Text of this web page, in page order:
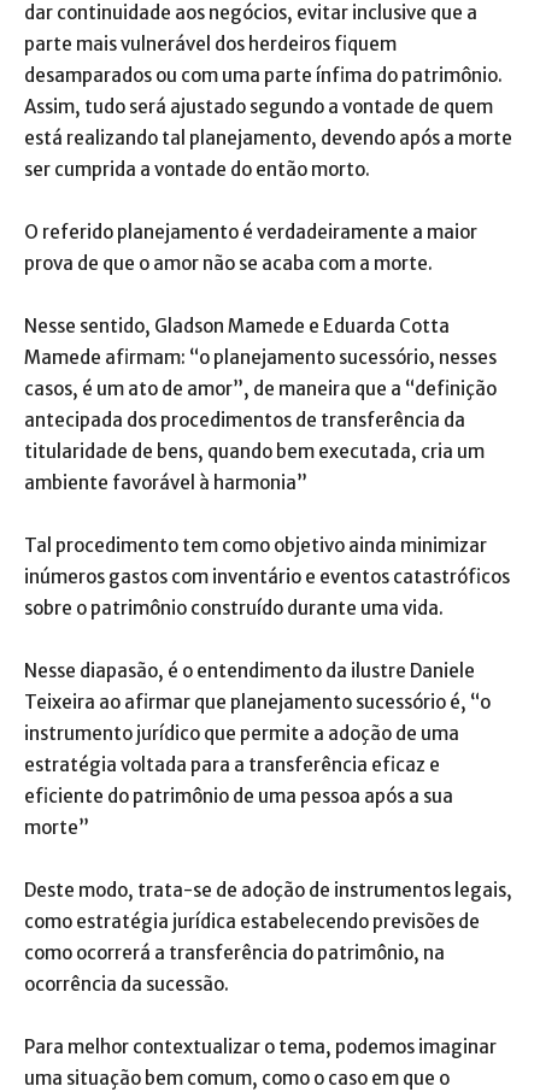
dar continuidade aos negócios, evitar inclusive que a
parte mais vulnerável dos herdeiros fiquem
desamparados ou com uma parte ínfima do patrimônio.
Assim, tudo será ajustado segundo a vontade de quem
está realizando tal planejamento, devendo após a morte
ser cumprida a vontade do então morto.
O referido planejamento é verdadeiramente a maior
prova de que o amor não se acaba com a morte.
Nesse sentido, Gladson Mamede e Eduarda Cotta
Mamede afirmam: “o planejamento sucessório, nesses
casos, é um ato de amor”, de maneira que a “definição
antecipada dos procedimentos de transferência da
titularidade de bens, quando bem executada, cria um
ambiente favorável à harmonia”
Tal procedimento tem como objetivo ainda minimizar
inúmeros gastos com inventário e eventos catastróficos
sobre o patrimônio construído durante uma vida.
Nesse diapasão, é o entendimento da ilustre Daniele
Teixeira ao afirmar que planejamento sucessório é, “o
instrumento jurídico que permite a adoção de uma
estratégia voltada para a transferência eficaz e
eficiente do patrimônio de uma pessoa após a sua
morte”
Deste modo, trata-se de adoção de instrumentos legais,
como estratégia jurídica estabelecendo previsões de
como ocorrerá a transferência do patrimônio, na
ocorrência da sucessão.
Para melhor contextualizar o tema, podemos imaginar
uma situação bem comum, como o caso em que o